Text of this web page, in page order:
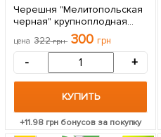
Черешня "Мелитопольская
черная" крупноплодная
(летний сорт, ранне-средний
срок созревания) 1 саженец
цена 322грн 300 грн
- +
КУПИТЬ
+11.98 грн бонусов за покупку